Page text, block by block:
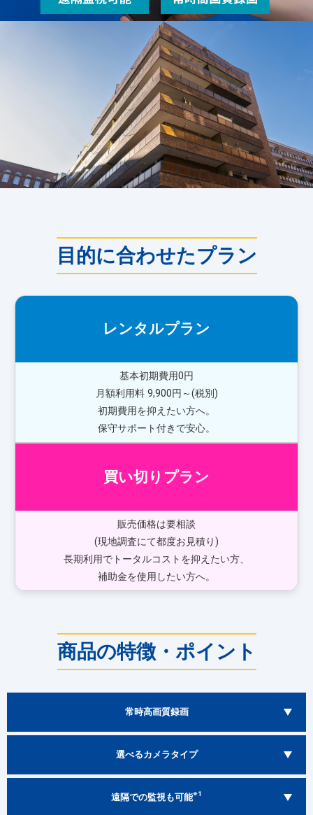
目的に合わせたプラン
レンタルプラン
基本初期費用0円
月額利用料 9,900円～(税別)
初期費用を抑えたい方へ。
保守サポート付きで安心。
買い切りプラン
販売価格は要相談
(現地調査にて都度お見積り)
長期利用でトータルコストを抑えたい方、
補助金を使用したい方へ。
商品の特徴・ポイント
常時高画質録画
選べるカメラタイプ
遠隔での監視も可能※1